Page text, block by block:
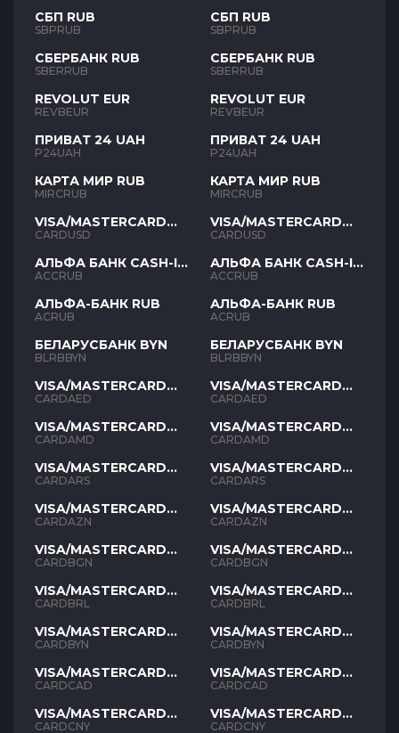
СБП RUB
SBPRUB
СБЕРБАНК RUB
SBERRUB
REVOLUT EUR
REVBEUR
ПРИВАТ 24 UAH
P24UAH
КАРТА МИР RUB
MIRCRUB
VISA/MASTERCARD
USD
CARDUSD
АЛЬФА БАНК CASH-IN
RUB
ACCRUB
АЛЬФА-БАНК RUB
ACRUB
БЕЛАРУСБАНК BYN
BLRBBYN
VISA/MASTERCARD
AED
CARDAED
VISA/MASTERCARD
AMD
CARDAMD
VISA/MASTERCARD
ARS
CARDARS
VISA/MASTERCARD
AZN
CARDAZN
VISA/MASTERCARD
BGN
CARDBGN
VISA/MASTERCARD
BRL
CARDBRL
VISA/MASTERCARD
BYN
CARDBYN
VISA/MASTERCARD
CAD
CARDCAD
VISA/MASTERCARD
CNY
CARDCNY
СБП RUB
SBPRUB
СБЕРБАНК RUB
SBERRUB
REVOLUT EUR
REVBEUR
ПРИВАТ 24 UAH
P24UAH
КАРТА МИР RUB
MIRCRUB
VISA/MASTERCARD
USD
CARDUSD
АЛЬФА БАНК CASH-IN
RUB
ACCRUB
АЛЬФА-БАНК RUB
ACRUB
БЕЛАРУСБАНК BYN
BLRBBYN
VISA/MASTERCARD
AED
CARDAED
VISA/MASTERCARD
AMD
CARDAMD
VISA/MASTERCARD
ARS
CARDARS
VISA/MASTERCARD
AZN
CARDAZN
VISA/MASTERCARD
BGN
CARDBGN
VISA/MASTERCARD
BRL
CARDBRL
VISA/MASTERCARD
BYN
CARDBYN
VISA/MASTERCARD
CAD
CARDCAD
VISA/MASTERCARD
CNY
CARDCNY